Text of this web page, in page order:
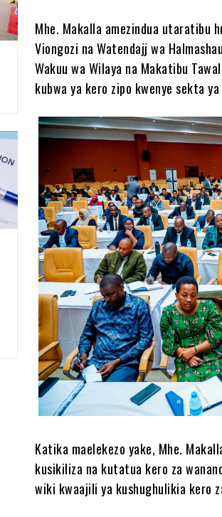
Mhe. Makalla amezindua utaratibu
Viongozi na Watendajj wa
Wakuu wa Wilaya na Makatibu
kubwa ya kero zipo kwenye sekta
Katika maelekezo yake, Mhe.
kusikiliza na kutatua kero za
wiki kwaajili ya kushughulikia kero